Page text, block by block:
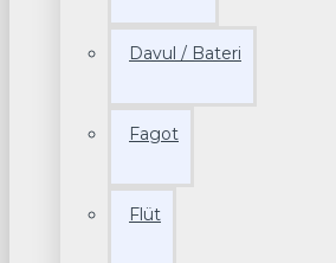
Davul / Bateri
Fagot
Flüt